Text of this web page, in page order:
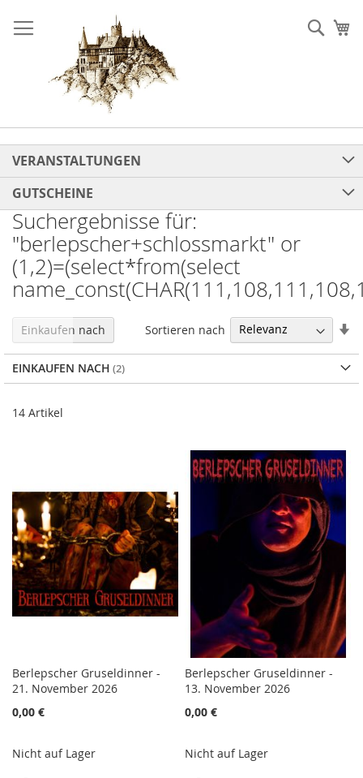
zum
Inhalt
VERANSTALTUNGEN
GUTSCHEINE
Suchergebnisse für:
"berlepscher+schlossmarkt" or
(1,2)=(select*from(select
14 Artikel
Sortieren nach
Berlepscher Gruseldinner -
21. November 2026
0,00 €
Nicht auf Lager
Berlepscher Gruseldinner -
13. November 2026
0,00 €
Nicht auf Lager
Einkaufen nach
EINKAUFEN NACH